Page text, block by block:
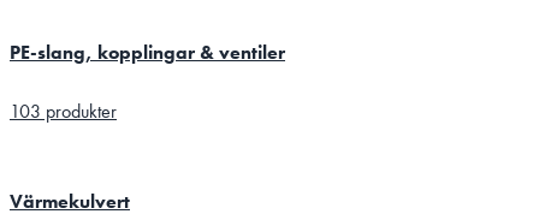
PE-slang, kopplingar & ventiler
103 produkter
Värmekulvert